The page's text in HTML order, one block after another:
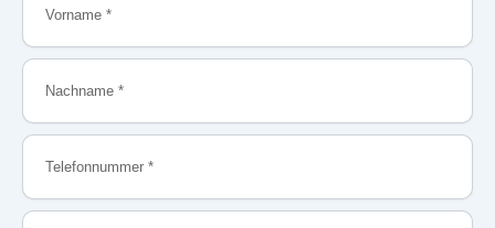
Nachname
Telefonnummer
E-